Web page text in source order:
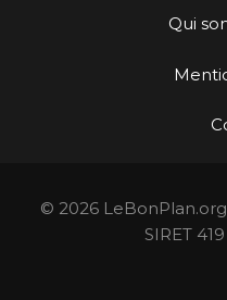
Qui
© 2026
SIRET